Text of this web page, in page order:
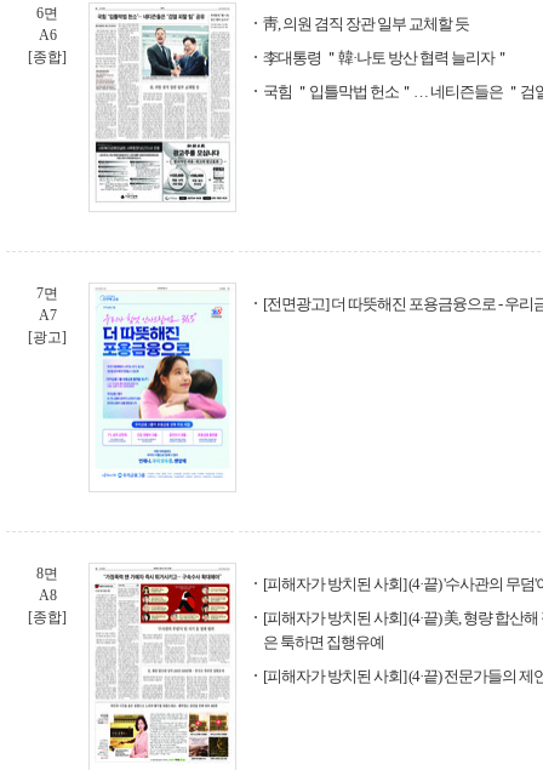
6면
A6
[종합]
靑, 의원 겸직 장관 일부 교체할 듯
李대통령 ＂韓·나토 방산 협력 늘리자＂
국힘 ＂입틀막법 헌소＂… 네티즌들은 ＂검
7면
A7
[광고]
[전면광고] 더 따뜻해진 포용금융으로 - 우리
8면
A8
[종합]
[피해자가 방치된 사회] (4·끝) '수사관의 무덤
[피해자가 방치된 사회] (4·끝) 美, 형량 합산
은 툭하면 집행유예
[피해자가 방치된 사회] (4·끝) 전문가들의 제